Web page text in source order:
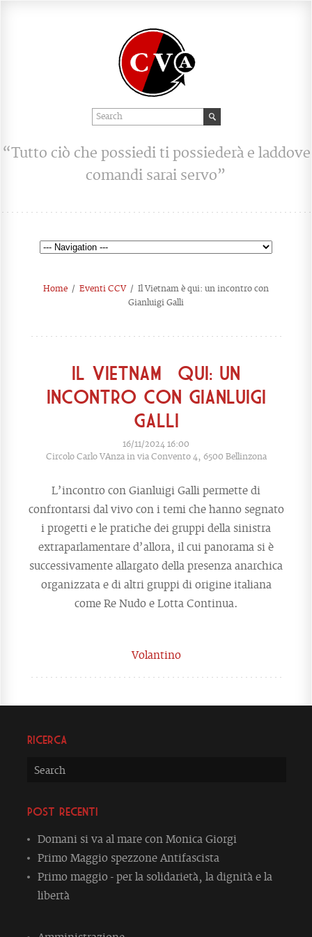
“Tutto ciò che possiedi ti possiederà e laddove
comandi sarai servo”
Home / Eventi CCV / Il Vietnam è qui: un incontro con
Gianluigi Galli
Il Vietnam è qui: un
incontro con Gianluigi
Galli
16/11/2024 16:00
Circolo Carlo VAnza in via Convento 4, 6500 Bellinzona
L’incontro con Gianluigi Galli permette di
confrontarsi dal vivo con i temi che hanno segnato
i progetti e le pratiche dei gruppi della sinistra
extraparlamentare d’allora, il cui panorama si è
successivamente allargato della presenza anarchica
organizzata e di altri gruppi di origine italiana
come Re Nudo e Lotta Continua.
Volantino
Ricerca
Post recenti
Domani si va al mare con Monica Giorgi
Primo Maggio spezzone Antifascista
Primo maggio - per la solidarietà, la dignità e la
libertà